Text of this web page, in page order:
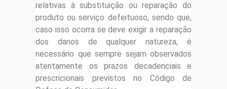
relativas à substituição ou reparação do
produto ou serviço defeituoso, sendo que,
caso isso ocorra se deve exigir a reparação
dos danos de qualquer natureza, é
necessário que sempre sejam observados
atentamente os prazos decadenciais e
prescricionais previstos no Código de